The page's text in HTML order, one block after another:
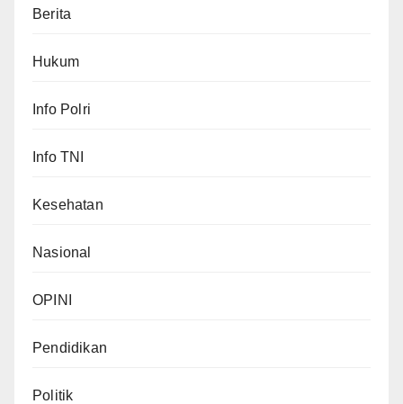
Berita
Hukum
Info Polri
Info TNI
Kesehatan
Nasional
OPINI
Pendidikan
Politik